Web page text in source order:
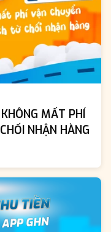
MẤT PHÍ
NHẬN HÀNG